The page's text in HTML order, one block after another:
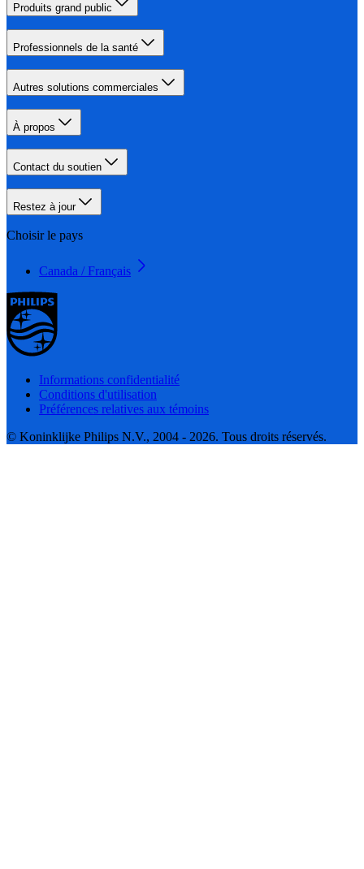
Produits grand public
Professionnels de la santé
Autres solutions commerciales
À propos
Contact du soutien
Restez à jour
Choisir le pays
Canada / Français
Informations confidentialité
Conditions d'utilisation
Préférences relatives aux témoins
© Koninklijke Philips N.V., 2004 - 2026. Tous droits réservés.